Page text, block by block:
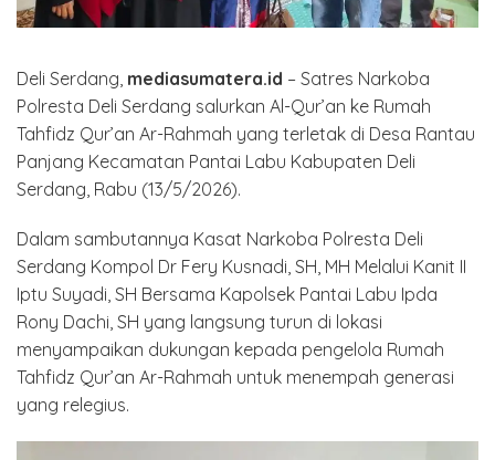
Deli Serdang, mediasumatera.id – Satres Narkoba
Polresta Deli Serdang salurkan Al-Qur’an ke Rumah
Tahfidz Qur’an Ar-Rahmah yang terletak di Desa Rantau
Panjang Kecamatan Pantai Labu Kabupaten Deli
Serdang, Rabu (13/5/2026).
Dalam sambutannya Kasat Narkoba Polresta Deli
Serdang Kompol Dr Fery Kusnadi, SH, MH Melalui Kanit II
Iptu Suyadi, SH Bersama Kapolsek Pantai Labu Ipda
Rony Dachi, SH yang langsung turun di lokasi
menyampaikan dukungan kepada pengelola Rumah
Tahfidz Qur’an Ar-Rahmah untuk menempah generasi
yang relegius.